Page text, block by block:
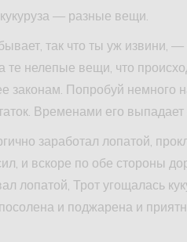
— разные вещи.
так что ты уж извини,
нелепые вещи, что
законам. Попробуй немного
Временами его
заработал лопатой,
и вскоре по обе стороны
лопатой, Трот угощалась
и поджарена и